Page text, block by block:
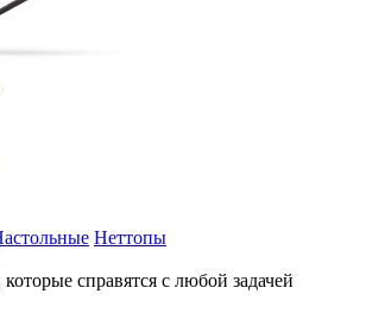
Неттопы
справятся с любой задачей